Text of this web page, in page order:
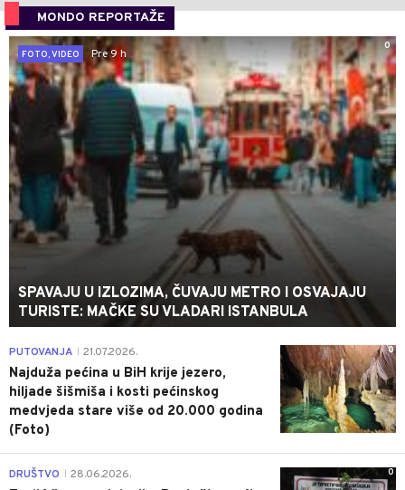
MONDO REPORTAŽE
0
FOTO, VIDEO
Pre 9 h
SPAVAJU U IZLOZIMA, ČUVAJU METRO I OSVAJAJU
TURISTE: MAČKE SU VLADARI ISTANBULA
0
PUTOVANJA 21.07.2026.
Najduža pećina u BiH krije jezero,
hiljade šišmiša i kosti pećinskog
medvjeda stare više od 20.000 godina
(Foto)
0
DRUŠTVO 28.06.2026.